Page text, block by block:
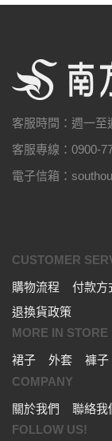
客服時間：週一至
客服專線：0900-
電子信箱：
CUSTOMER
購物流程
付款方
退換貨政策
MORE IN STORE
裙子
外套 褲子
COMPANY
關於我們
聯絡我
FOLLOW US!